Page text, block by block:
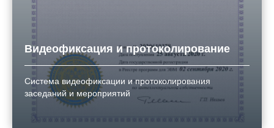
Видеофиксация и протоколирование
Система видеофиксации и протоколирования
заседаний и мероприятий